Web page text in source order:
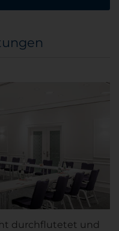
durchflutetet und